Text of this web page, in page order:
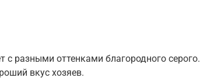
разными оттенками благородного серого.
вкус хозяев.